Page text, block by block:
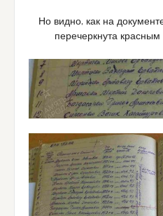
Но видно, как на
перечеркнута